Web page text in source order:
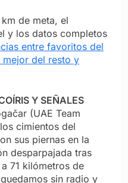
de meta, el
y los datos completos
entre favoritos del
mejor del resto y
Y SEÑALES
(UAE Team
cimientos del
sus piernas en la
desparpajada tras
71 kilómetros de
sin radio y